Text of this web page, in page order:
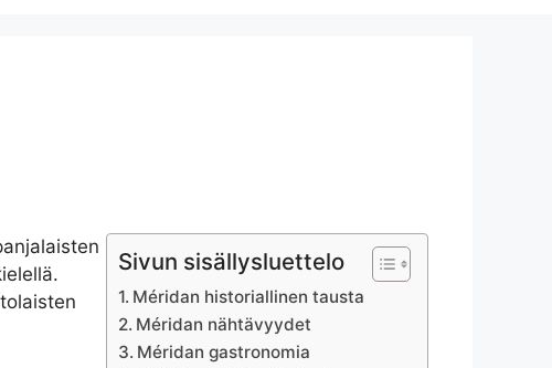
Sivun sisällysluettelo
Méridan historiallinen tausta
Méridan nähtävyydet
Méridan gastronomia